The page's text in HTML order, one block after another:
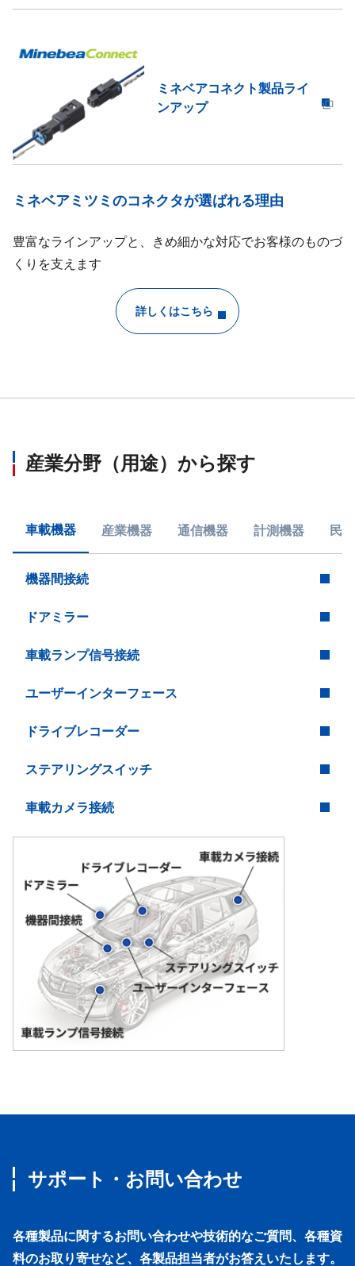
ミネベアコネクト製品ライ
ンアップ
ミネベアミツミのコネクタが選ばれる理由
豊富なラインアップと、きめ細かな対応でお客様のものづ
くりを支えます
詳しくはこちら
産業分野（用途）から探す
車載機器 産業機器 通信機器 計測機器 民
機器間接続
ドアミラー
車載ランプ信号接続
ユーザーインターフェース
ドライブレコーダー
ステアリングスイッチ
車載カメラ接続
サポート・お問い合わせ
各種製品に関するお問い合わせや技術的なご質問、各種資
料のお取り寄せなど、各製品担当者がお答えいたします。